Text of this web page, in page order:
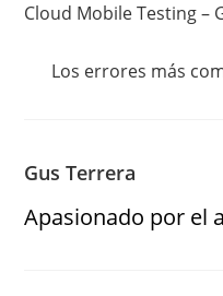
Cloud Mobile Testing –
Los errores más
Gus Terrera
Apasionado por el